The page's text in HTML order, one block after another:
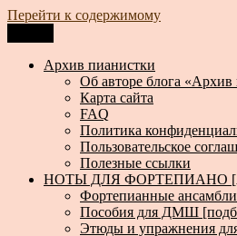
Перейти к содержимому
Архив пианистки
Всё для пианистов: ноты, книги,
Архив пианистки
Об авторе блога «Архив
Карта сайта
FAQ
Политика
Пользовательское
Полезные ссылки
НОТЫ ДЛЯ ФОРТЕПИАНО
Фортепианные
Пособия для ДМШ
Этюды и упражнения